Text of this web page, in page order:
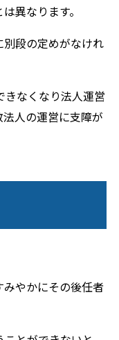
異なります。
段の定めがなけれ
きなくなり法人運営
人の運営に支障が
やかにその後任者